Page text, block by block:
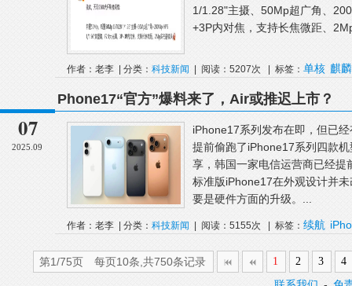
1/1.28"主摄、50Mp超广角、
+3P内对焦，支持长焦微距、
作者：老李 | 分类： 科技新闻 | 阅读：5207次 | 标签： 单核 麒麟
07
2025.09
Phone17“官方”爆料来了，Air或推迟上市？
iPhone17系列发布在即，但已
提前偷跑了iPhone17系列四款
享，韩国一家电信运营商已经提
标准版iPhone17在外观设计并
要是硬件方面的升级。...
作者：老李 | 分类： 科技新闻 | 阅读：5155次 | 标签： 续航
第1/75页 每页10条,共750条记录
1 2 3 4